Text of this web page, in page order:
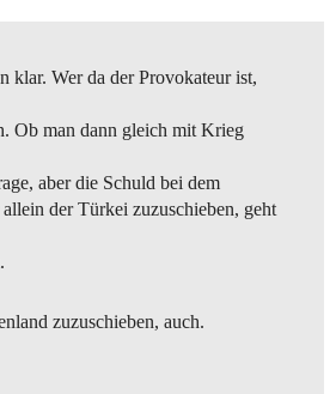
klar. Wer da der Provokateur ist,
Ob man dann gleich mit Krieg
aber die Schuld bei dem
allein der Türkei zuzuschieben, geht
zuzuschieben, auch.